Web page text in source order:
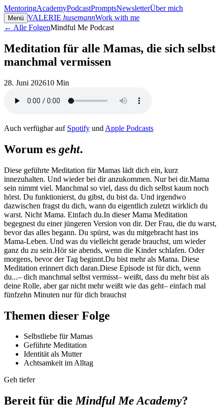
MentoringAcademyPodcastPromptsNewsletterÜber mich
Menü VALERIE husemannWork with me
← Alle FolgenMindful Me Podcast
Meditation für alle Mamas, die sich selbst
manchmal vermissen
28. Juni 202610 Min
Auch verfügbar auf Spotify und Apple Podcasts
Worum es geht.
Diese geführte Meditation für Mamas lädt dich ein, kurz
innezuhalten. Und wieder bei dir anzukommen. Nur bei dir.Mama
sein nimmt viel. Manchmal so viel, dass du dich selbst kaum noch
hörst. Du funktionierst, du gibst, du bist da. Und irgendwo
dazwischen fragst du dich, wann du eigentlich zuletzt wirklich du
warst. Nicht Mama. Einfach du.In dieser Mama Meditation
begegnest du einer jüngeren Version von dir. Der Frau, die du warst,
bevor das alles begann. Du spürst, was du mitgebracht hast ins
Mama-Leben. Und was du vielleicht gerade brauchst, um wieder
ganz du zu sein.Hör sie abends, wenn die Kinder schlafen. Oder
morgens, bevor der Tag beginnt.Du bist mehr als Mama. Diese
Meditation erinnert dich daran.Diese Episode ist für dich, wenn
du...– dich manchmal selbst vermisst– weißt, dass du mehr bist als
deine Rolle, aber gar nicht mehr weißt wie das geht– einfach mal
fünfzehn Minuten nur für dich brauchst
Themen dieser Folge
Selbstliebe für Mamas
Geführte Meditation
Identität als Mutter
Achtsamkeit im Alltag
Geh tiefer
Bereit für dieMindful Me Academy?